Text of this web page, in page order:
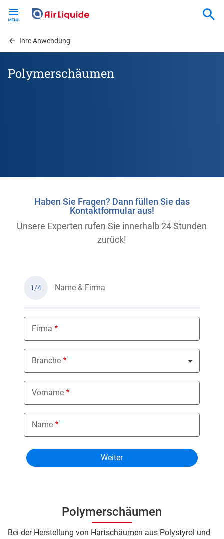
contentIhre Anwendung
Polymerschäumen
Polymerschäumen
Bei der Herstellung von Hartschäumen aus Polystyrol und
Haben Sie Fragen? Dann füllen Sie das
Kontaktformular aus!
Unsere Experten rufen Sie innerhalb 24 Stunden
zurück!
1/4 Name & Firma
Firma
Branche
Nothing selected
Vorname
Name